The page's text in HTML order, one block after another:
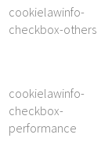
cookielawinfo-
checkbox-others
cookielawinfo-
checkbox-
performance